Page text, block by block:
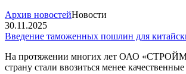
Архив новостейНовости
30.11.2025
Введение таможенных пошлин для
На протяжении многих лет ОАО
страну стали ввозиться менее